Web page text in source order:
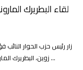
لقاء البطريرك
زار رئيس حزب الحوار
زوين، البطريرك الماروني الكاردينال مار بشارة بطرس الراعي في ...